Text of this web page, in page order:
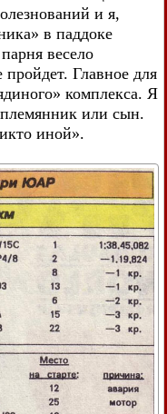
и я,
в паддоке
весело
пройдет. Главное для
комплекса. Я
или сын.
иной».